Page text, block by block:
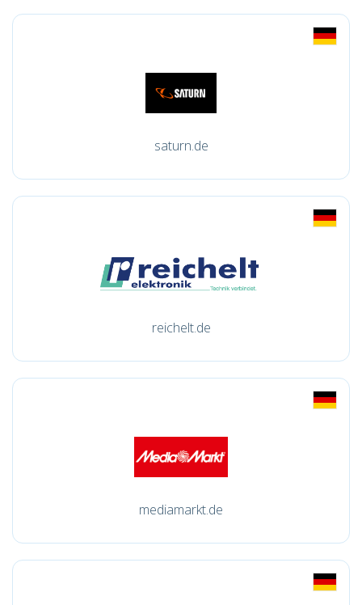
saturn.de
reichelt.de
mediamarkt.de